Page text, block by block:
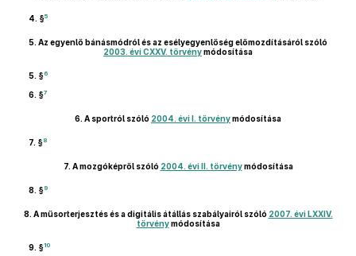
4. §5
5. Az egyenlő bánásmódról és az esélyegyenlőség előmozdításáról szóló
2003. évi CXXV. törvénymódosítása
5. §6
6. §7
6. A sportról szóló 2004. évi I. törvénymódosítása
7. §8
7. A mozgóképről szóló 2004. évi II. törvénymódosítása
8. §9
8. A műsorterjesztés és a digitális átállás szabályairól szóló 2007. évi LXXIV.
törvénymódosítása
9. §10